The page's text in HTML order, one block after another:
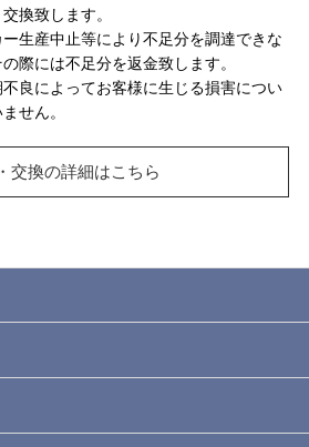
換致します。
生産中止等により不足分を調達できな
際には不足分を返金致します。
良によってお客様に生じる損害につい
せん。
交換の詳細はこちら